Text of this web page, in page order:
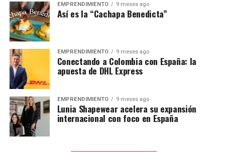
EMPRENDIMIENTO 9 meses ago
Así es la “Cachapa Benedicta”
EMPRENDIMIENTO 9 meses ago
Conectando a Colombia con España: la
apuesta de DHL Express
EMPRENDIMIENTO 9 meses ago
Lunia Shapewear acelera su expansión
internacional con foco en España